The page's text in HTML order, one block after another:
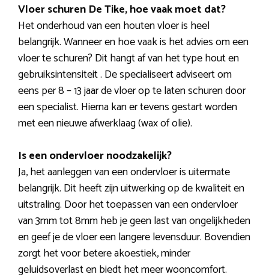
Vloer schuren De Tike, hoe vaak moet dat?
Het onderhoud van een houten vloer is heel
belangrijk. Wanneer en hoe vaak is het advies om een
vloer te schuren? Dit hangt af van het type hout en
gebruiksintensiteit . De specialiseert adviseert om
eens per 8 – 13 jaar de vloer op te laten schuren door
een specialist. Hierna kan er tevens gestart worden
met een nieuwe afwerklaag (wax of olie).
Is een ondervloer noodzakelijk?
Ja, het aanleggen van een ondervloer is uitermate
belangrijk. Dit heeft zijn uitwerking op de kwaliteit en
uitstraling. Door het toepassen van een ondervloer
van 3mm tot 8mm heb je geen last van ongelijkheden
en geef je de vloer een langere levensduur. Bovendien
zorgt het voor betere akoestiek, minder
geluidsoverlast en biedt het meer wooncomfort.